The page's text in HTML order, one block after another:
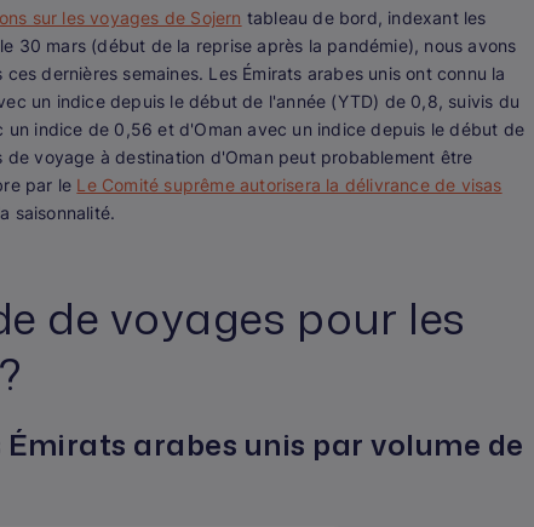
sur les voyages de Sojern tableau de bord, indexant les
30 mars (début de la reprise après la pandémie), nous avons
dernières semaines. Les Émirats arabes unis ont connu la
un indice depuis le début de l'année (YTD) de 0,8, suivis du
indice de 0,56 et d'Oman avec un indice depuis le début de
voyage à destination d'Oman peut probablement être
par le Le Comité suprême autorisera la délivrance de visas
saisonnalité.
de voyages pour les
arabes unis par volume de